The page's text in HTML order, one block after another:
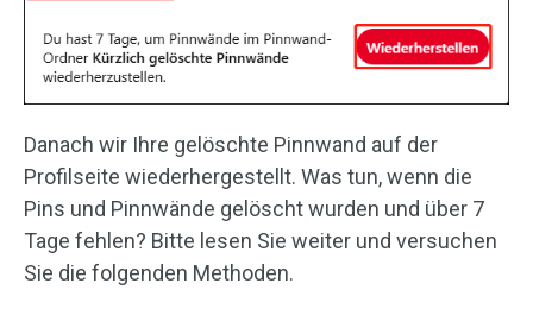
Danach wir Ihre gelöschte Pinnwand auf der
Profilseite wiederhergestellt. Was tun, wenn die
Pins und Pinnwände gelöscht wurden und über 7
Tage fehlen? Bitte lesen Sie weiter und versuchen
Sie die folgenden Methoden.